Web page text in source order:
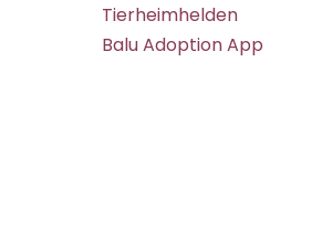
Tierheimhelden
Balu Adoption App